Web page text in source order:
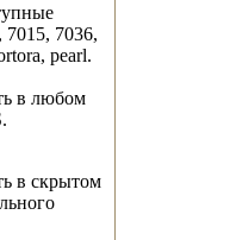
7015, 7036,
pearl.
в любом
в скрытом